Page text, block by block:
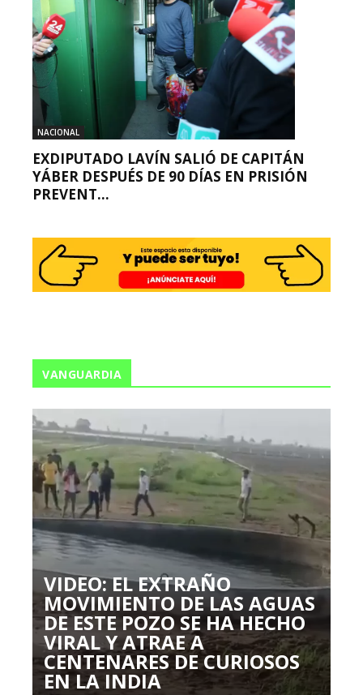
NACIONAL
EXDIPUTADO LAVÍN SALIÓ DE CAPITÁN
YÁBER DESPUÉS DE 90 DÍAS EN PRISIÓN
PREVENT...
VANGUARDIA
VIDEO: EL EXTRAÑO
MOVIMIENTO DE LAS AGUAS
DE ESTE POZO SE HA HECHO
VIRAL Y ATRAE A
CENTENARES DE CURIOSOS
EN LA INDIA